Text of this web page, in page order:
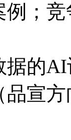
；
据的
品宣